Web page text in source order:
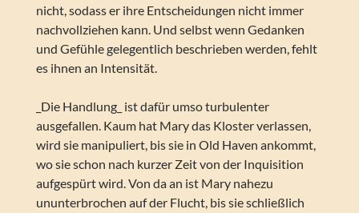
nicht, sodass er ihre Entscheidungen nicht immer
nachvollziehen kann. Und selbst wenn Gedanken
und Gefühle gelegentlich beschrieben werden, fehlt
es ihnen an Intensität.
_Die Handlung_ ist dafür umso turbulenter
ausgefallen. Kaum hat Mary das Kloster verlassen,
wird sie manipuliert, bis sie in Old Haven ankommt,
wo sie schon nach kurzer Zeit von der Inquisition
aufgespürt wird. Von da an ist Mary nahezu
ununterbrochen auf der Flucht, bis sie schließlich